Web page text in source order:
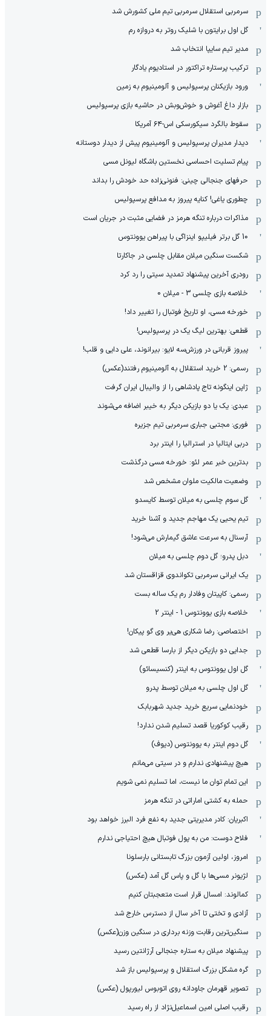
سرمربی استقلال سرمربی تیم ملی کشورش شد
گل اول برایتون با شلیک روتر به دروازه رم
مدیر تیم سایپا انتخاب شد
ترکیب پرستاره تراکتور در استادیوم یادگار
ورود بازیکنان پرسپولیس و آلومینیوم به زمین
بازار داغ آغوش و خوش‌و‌بش در حاشیه بازی پرسپولیس
سقوط بالگرد سیکورسکی اس-۶۴ آمریکا
دیدار مدیران پرسپولیس و آلومینیوم پیش از دیدار دوستانه
پیام تسلیت احساسی نخستین باشگاه لیونل مسی
حرفهای جنجالی چینی: فنونی‌زاده حد خودش را بداند
چطوری یاغی! کنایه پیروز به مدافع پرسپولیس
مذاکرات درباره تنگه هرمز در فضایی مثبت در جریان است
10 گل برتر فیلیپو اینزاگی با پیراهن یوونتوس
شکست سنگین میلان مقابل چلسی در جاکارتا
رودری آخرین پیشنهاد تمدید سیتی را رد کرد
خلاصه بازی چلسی 3 - میلان 0
خورخه مسی، او تاریخ فوتبال را تغییر داد!
قطعی: بهترین لیگ یک در پرسپولیس!
پیروز قربانی در ورزش‌سه لایو: بیرانوند، علی دایی و قلب!
رسمی: 2 خرید استقلال به آلومینیوم رفتند(عکس)
ژاپن اینگونه تاج پادشاهی را از والیبال ایران گرفت
عبدی: یک یا دو بازیکن دیگر به خیبر اضافه می‌شوند
فوری: مجتبی جباری سرمربی تیم جزیره
دربی ایتالیا در استرالیا را اینتر برد
بدترین خبر عمر لئو: خورخه مسی درگذشت
وضعیت مالکیت ملوان مشخص شد
گل سوم چلسی به میلان توسط کایسدو
تیم یحیی یک مهاجم جدید و آشنا خرید
آرسنال به سرعت عاشق گیمارش می‌شود!
دبل پدرو؛ گل دوم چلسی به میلان
یک ایرانی سرمربی تکواندوی قزاقستان شد
رسمی: کاپیتان وفادار رم یک ساله بست
خلاصه بازی یوونتوس 1 - اینتر 2
اختصاصی: رضا شکاری هی‌یر وی‌ گو پیکان!
جدایی دو بازیکن دیگر از بارسا قطعی شد
گل اول یوونتوس به اینتر (کنسیسائو)
گل اول چلسی به میلان توسط پدرو
خودنمایی سریع خرید جدید شهربابک
رقیب کوکوریا قصد تسلیم شدن ندارد!
گل دوم اینتر به یوونتوس (دیوف)
هیچ پیشنهادی ندارم و در سیتی می‌مانم
این تمام توان ما نیست، اما تسلیم نمی شویم
حمله به کشتی اماراتی در تنگه هرمز
اکبریان: کادر مدیریتی جدید به نفع فرد البرز خواهد بود
فلاح دوست: من به پول فوتبال هیچ احتیاجی ندارم
امروز، اولین آزمون بزرگ تابستانی بارسلونا
لژیونر مسی‌ها با گل و پاس گل آمد (عکس)
کمالوند: امسال قرار است متعجبتان کنیم
آزادی و تختی تا آخر سال از دسترس خارج شد
سنگین‌ترین رقابت وزنه برداری در سنگین وزن(عکس)
پیشنهاد میلان به ستاره جنجالی آرژانتین رسید
گره مشکل بزرگ استقلال و پرسپولیس باز شد
تصویر قهرمان جاودانه روی اتوبوس لیورپول (عکس)
رقیب اصلی امین اسماعیل‌نژاد از راه رسید